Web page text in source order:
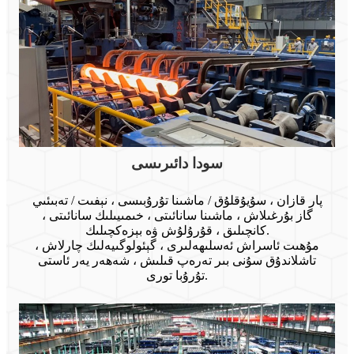
سودا دائىرىسى
پار قازان ، سۇيۇقلۇق / ماشىنا تۇرۇبىسى ، نېفىت / تەبىئىي
گاز بۇرغىلاش ، ماشىنا سانائىتى ، خىمىيىلىك سانائىتى ،
كانچىلىق ، قۇرۇلۇش ۋە بېزەكچىلىك.
مۇھىت ئاسراش ئەسلىھەلىرى ، گېئولوگىيەلىك چارلاش ،
تاشلاندۇق سۇنى بىر تەرەپ قىلىش ، شەھەر يەر ئاستى
تۇرۇبا تورى.